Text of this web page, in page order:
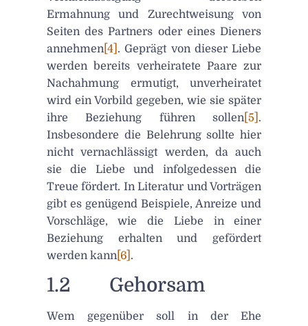
Ermahnung und Zurechtweisung von
Seiten des Partners oder eines Dieners
annehmen [4] . Geprägt von dieser Liebe
werden bereits verheiratete Paare zur
Nachahmung ermutigt, unverheiratet
wird ein Vorbild gegeben, wie sie später
ihre Beziehung führen sollen [5] .
Insbesondere die Belehrung sollte hier
nicht vernachlässigt werden, da auch
sie die Liebe und infolgedessen die
Treue fördert. In Literatur und Vorträgen
gibt es genügend Beispiele, Anreize und
Vorschläge, wie die Liebe in einer
Beziehung erhalten und gefördert
werden kann [6] .
1.2 Gehorsam
Wem gegenüber soll in der Ehe